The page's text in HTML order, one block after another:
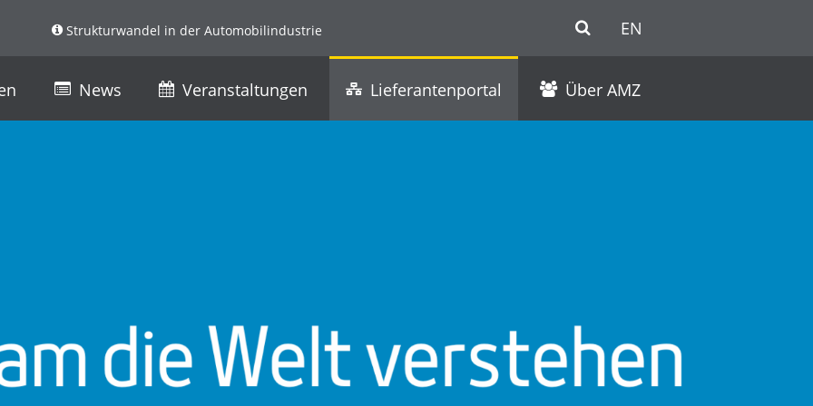
Strukturwandel in der Automobilindustrie EN
News Veranstaltungen Lieferantenportal Über AMZ